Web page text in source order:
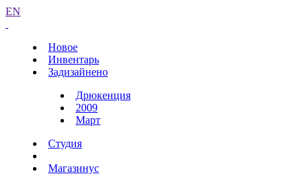
EN
Новое
Инвентарь
Задизайнено
Дрюкенция
2009
Март
Студия
Магазинус